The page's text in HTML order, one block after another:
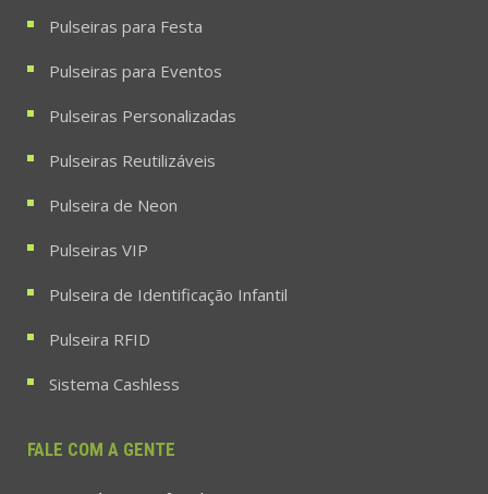
Pulseiras para Festa
Pulseiras para Eventos
Pulseiras Personalizadas
Pulseiras Reutilizáveis
Pulseira de Neon
Pulseiras VIP
Pulseira de Identificação Infantil
Pulseira RFID
Sistema Cashless
FALE COM A GENTE